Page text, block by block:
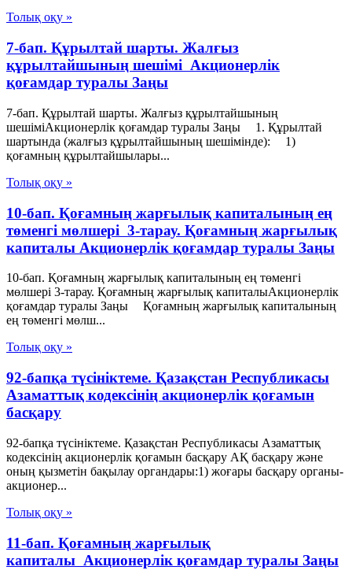
Толық оқу »
7-бап. Құрылтай шарты. Жалғыз
құрылтайшының шешімі Акционерлік
қоғамдар туралы Заңы
7-бап. Құрылтай шарты. Жалғыз құрылтайшының
шешіміАкционерлік қоғамдар туралы Заңы 1. Құрылтай
шартында (жалғыз құрылтайшының шешімінде): 1)
қоғамның құрылтайшылары...
Толық оқу »
10-бап. Қоғамның жарғылық капиталының ең
төменгі мөлшері 3-тарау. Қоғамның жарғылық
капиталы Акционерлік қоғамдар туралы Заңы
10-бап. Қоғамның жарғылық капиталының ең төменгі
мөлшері 3-тарау. Қоғамның жарғылық капиталыАкционерлік
қоғамдар туралы Заңы Қоғамның жарғылық капиталының
ең төменгі мөлш...
Толық оқу »
92-бапқа түсініктеме. Қазақстан Республикасы
Азаматтық кодексінің акционерлік қоғамын
басқару
92-бапқа түсініктеме. Қазақстан Республикасы Азаматтық
кодексінің акционерлік қоғамын басқару АҚ басқару және
оның қызметін бақылау органдары:1) жоғары басқару органы-
акционер...
Толық оқу »
11-бап. Қоғамның жарғылық
капиталы Акционерлік қоғамдар туралы Заңы